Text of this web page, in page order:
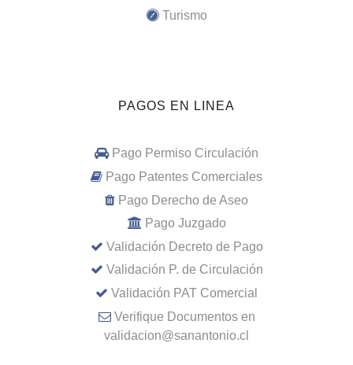
Turismo
PAGOS EN LINEA
Pago Permiso Circulación
Pago Patentes Comerciales
Pago Derecho de Aseo
Pago Juzgado
Validación Decreto de Pago
Validación P. de Circulación
Validación PAT Comercial
Verifique Documentos en
validacion@sanantonio.cl